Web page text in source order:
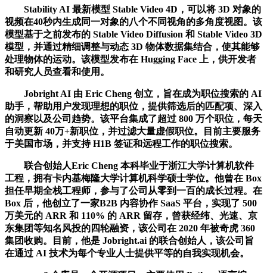
Stability AI 最新模型 Stable Video 4D，可以将 3D 对象的
视频在40秒内生成同一对象的八个不同视角的多角度视图。该
模型基于之前发布的 Stable Video Diffusion 和 Stable Video 3D
模型，并通过精细调整与动态 3D 物体数据集结合，使其能够
处理物体的运动。该模型发布在 Hugging Face 上，供开发者
和研究人员查看和使用。
Jobright AI 由 Eric Cheng 创立，旨在成为职位搜索的 AI
助手，帮助用户发现理想的职位，提供筛选后的匹配项、深入
的洞察以及公司趋势。该平台集成了超过 800 万个职位，每天
自动更新 40万+新职位，并过滤大量虚假职位。目前主要服务
于美国市场，并支持 H1B 签证和远程工作的职位搜索。
联合创始人Eric Cheng 本科毕业于浙江大学计算机软件
工程，拥有卡内基梅隆大学计算机科学硕士学位。他曾在 Box
担任早期全栈工程师，参与了公司从零到一百的成长过程。在
Box 后，他创立了一家B2B 内容协作 SaaS 平台，实现了 500
万美元的 ARR 和 110% 的 ARR 留存，曾获经纬、光速、京
东集团等知名风投的四轮融资，该公司在 2020 年被奇虎 360
集团收购。目前，他是 Jobright.ai 的联合创始人，该公司旨
在通过 AI 技术为每个专业人士提供平等的自我实现机会。